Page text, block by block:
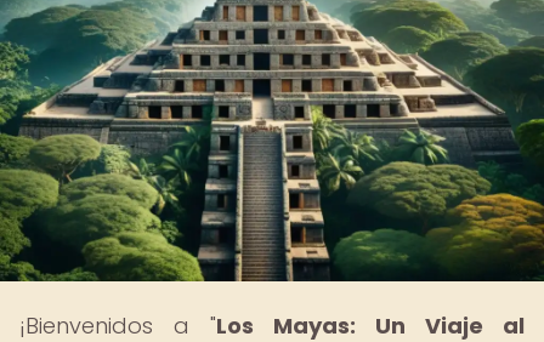
¡Bienvenidos a "Los Mayas: Un Viaje al